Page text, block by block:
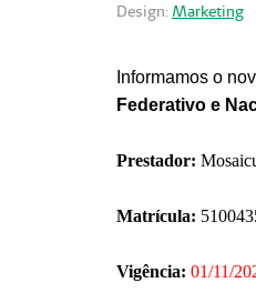
Design: Marketing
Informamos o
Federativo e
Prestador:
Matrícula:
Vigência: 01/11/